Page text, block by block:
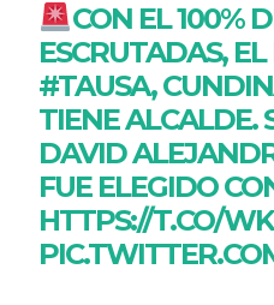
CON EL 100%
ESCRUTADAS,
#TAUSA,
TIENE ALCALDE.
DAVID
FUE ELEGIDO
HTTPS://T.CO/